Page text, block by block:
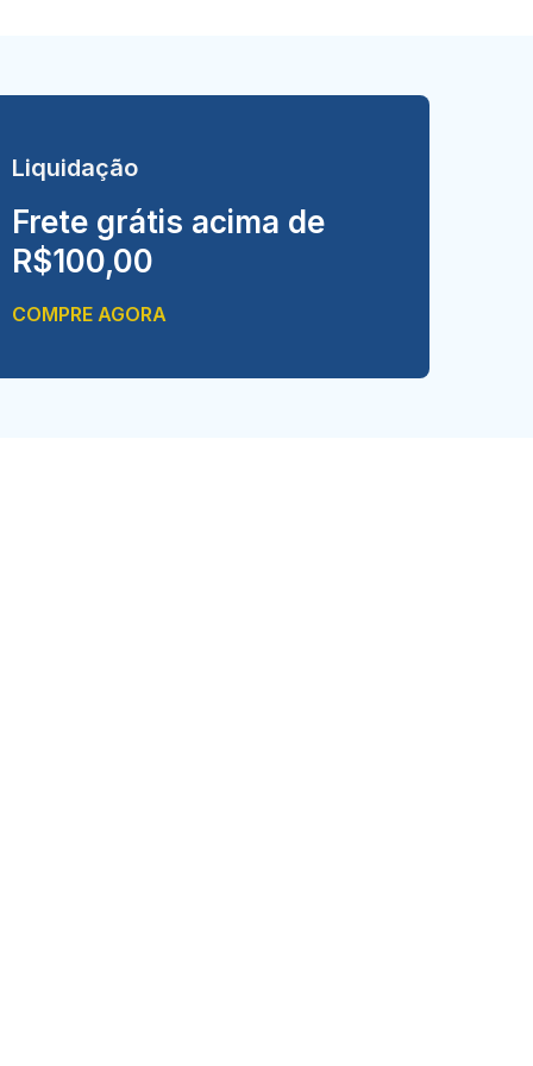
Liquidação
Frete grátis acima de
R$100,00
COMPRE AGORA